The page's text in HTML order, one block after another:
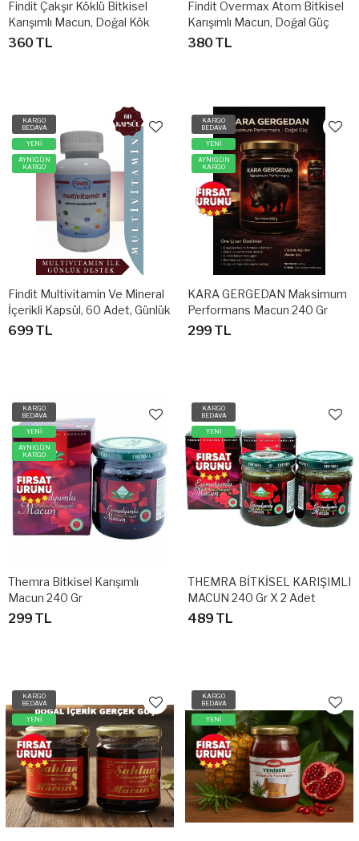
Findit Çakşır Köklü Bitkisel
Karışımlı Macun, Doğal Kök
Özlü, Geleneksel Formül 420
360 TL
Findit Overmax Atom Bitkisel
Karışımlı Macun, Doğal Güç
Desteği, 420 Gr
380 TL
KARGO
BEDAVA
YENİ
AYNIGÜN
KARGO
Findit Multivitamin Ve Mineral
İçerikli Kapsül, 60 Adet, Günlük
Destek Takviyesi
699 TL
KARGO
BEDAVA
YENİ
AYNIGÜN
KARGO
KARA GERGEDAN Maksimum
Performans Macun 240 Gr
299 TL
KARGO
BEDAVA
YENİ
AYNIGÜN
KARGO
Themra Bitkisel Karışımlı
Macun 240 Gr
299 TL
KARGO
BEDAVA
YENİ
THEMRA BİTKİSEL KARIŞIMLI
MACUN 240 Gr X 2 Adet
489 TL
KARGO
BEDAVA
YENİ
KARGO
BEDAVA
YENİ